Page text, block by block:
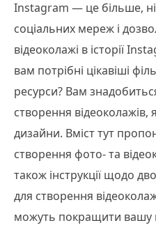
Instagram — це більше,
соціальних мереж і
відеоколажі в історії
вам потрібні цікавіші
ресурси? Вам
створення відеоколажів,
дизайни. Вміст тут
створення фото- та
також інструкції щодо
для створення
можуть покращити вашу